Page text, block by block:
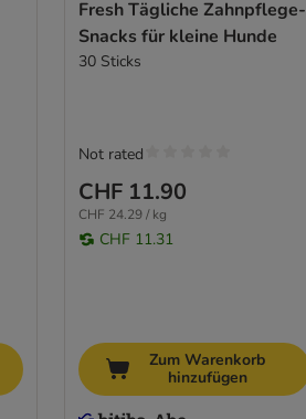
Fresh Tägliche Zahnpflege-
Snacks für kleine Hunde
30 Sticks
CHF 11.90
CHF 24.29 / kg
CHF 11.31
Not rated
Zum Warenkorb
hinzufügen